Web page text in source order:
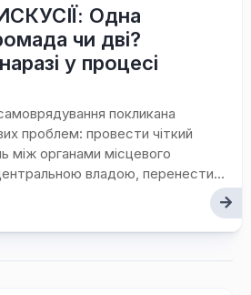
Одна
чи дві?
у процесі
покликана
проблем: провести чіткий
між органами місцевого
владою, перенести...